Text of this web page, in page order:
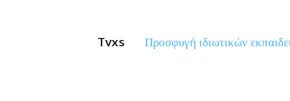
Tvxs Προσφυγή ιδιωτικών